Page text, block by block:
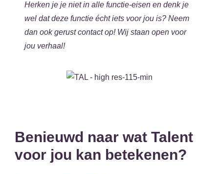
Herken je je niet in alle functie-eisen en denk je
wel dat deze functie écht iets voor jou is? Neem
dan ook gerust contact op! Wij staan open voor
jou verhaal!
Benieuwd naar wat Talent
voor jou kan betekenen?